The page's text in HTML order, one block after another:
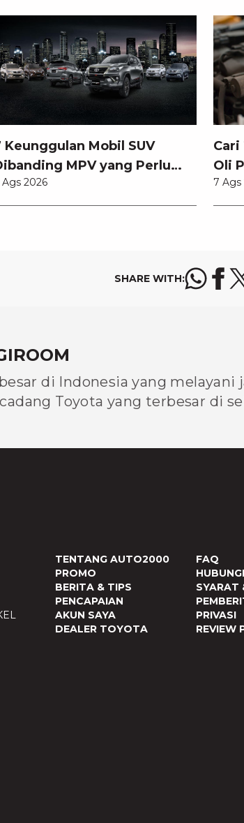
Keunggulan Mobil SUV
MPV yang Perlu
Ketahui
Ags 2026
Cari
Oli
7 Ags
SHARE WITH:
di Indonesia yang
Toyota yang terbesar di
TENTANG AUTO2000
PROMO
BERITA & TIPS
PENCAPAIAN
AKUN SAYA
DEALER TOYOTA
FAQ
SYARAT
PRIVASI
REVIEW